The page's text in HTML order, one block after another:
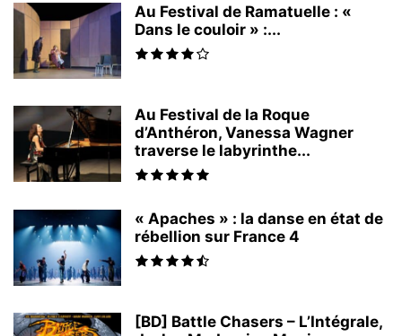
Au Festival de Ramatuelle : «
Dans le couloir » :...
Au Festival de la Roque
d’Anthéron, Vanessa Wagner
traverse le labyrinthe...
« Apaches » : la danse en état de
rébellion sur France 4
[BD] Battle Chasers – L’Intégrale,